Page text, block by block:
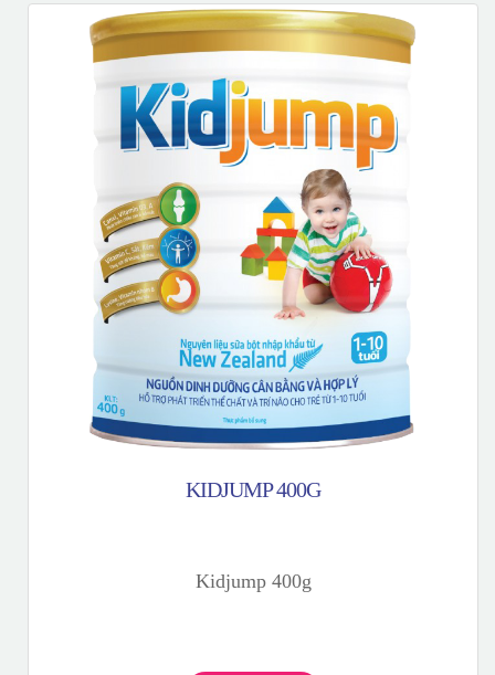
KIDJUMP 400G
Kidjump 400g